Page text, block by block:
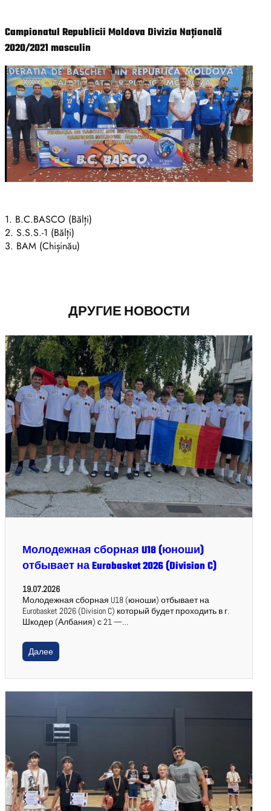
Campionatul Republicii Moldova Divizia Națională
2020/2021 masculin
1. B.C.BASCO (Bălți)
2. S.S.S.-1 (Bălți)
3. BAM (Chișinău)
ДРУГИЕ НОВОСТИ
Молодежная сборная U18 (юноши)
отбывает на Eurobasket 2026 (Division C)
19.07.2026
Молодежная сборная U18 (юноши) отбывает на
Eurobasket 2026 (Division C) который будет проходить в г.
Шкодер (Албания) с 21 —…
Далее